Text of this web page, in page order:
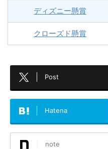
ディズニー懸賞
クローズド懸賞
Post
Hatena
note